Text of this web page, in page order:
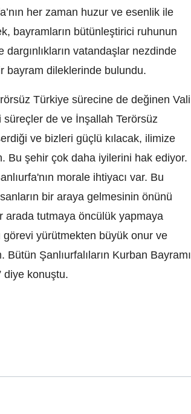
her zaman huzur ve esenlik ile
bayramların bütünleştirici ruhunun
dargınlıkların vatandaşlar nezdinde
bayram dileklerinde bulundu.
Türkiye sürecine de değinen Vali
süreçler de ve İnşallah Terörsüz
ve bizleri güçlü kılacak, ilimize
Bu şehir çok daha iyilerini hak ediyor.
morale ihtiyacı var. Bu
bir araya gelmesinin önünü
arada tutmaya öncülük yapmaya
görevi yürütmekten büyük onur ve
Şanlıurfalıların Kurban Bayramı
diye konuştu.